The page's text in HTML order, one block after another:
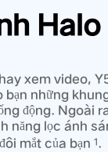
Halo
xem video,
bạn những
động. Ngoài
năng lọc ánh
mắt của bạn 1.